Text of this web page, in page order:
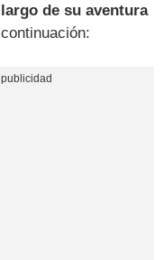
de su aventura